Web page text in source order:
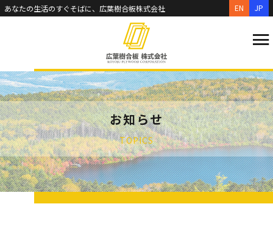
あなたの生活のすぐそばに、広葉樹合板株式会社 EN JP
お知らせ
TOPICS